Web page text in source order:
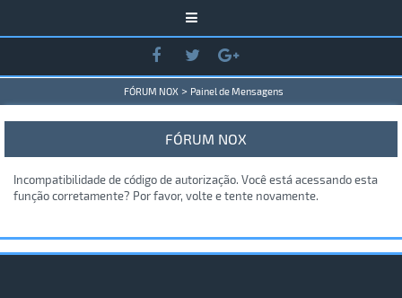
FÓRUM NOX > Painel de Mensagens
FÓRUM NOX
Incompatibilidade de código de autorização. Você está acessando esta
função corretamente? Por favor, volte e tente novamente.